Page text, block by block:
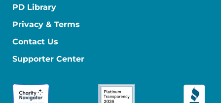
PD Library
Privacy & Terms
Contact Us
Supporter Center